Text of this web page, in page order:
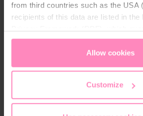
from third countries such as the USA
recipients of this data are listed in the
appropriate level of data protection.
only allow necessary
access and change your chosen
Allow cookies
Customize
Vor Gebrauch stets Etikett und
Produktinformationen lesen.
Achtung! Gefahren- und
Außerhalb der Reichweite von
H319 Verursacht schwere
H335 Kann die Atemwege reizen
H410 Sehr giftig für